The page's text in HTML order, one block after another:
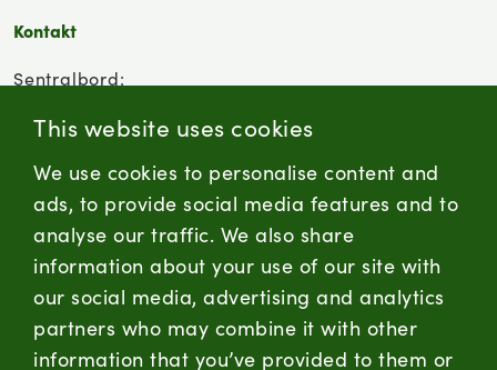
This website uses cookies
We use cookies to personalise content and
ads, to provide social media features and to
analyse our traffic. We also share
information about your use of our site with
our social media, advertising and analytics
partners who may combine it with other
information that you’ve provided to them or
Kontakt
Sentralbord:
Kontaktskjema
firmapost@nortura.no
LinkedInFacebookInstagram